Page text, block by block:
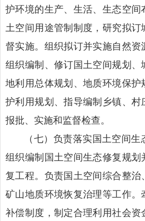
护环境的生产、生活、生态空间
土空间用途管制制度，研究拟订
督实施。组织拟订并实施自然资
组织编制、修订国土空间规划、
地利用总体规划、地质环境保护
护利用规划、指导编制乡镇、村
报批、实施和监督检查。
（七）负责落实国土空间
组织编制国土空间生态修复规划
复工程。负责国土空间综合整治
矿山地质环境恢复治理等工作。
补偿制度，制定合理利用社会资